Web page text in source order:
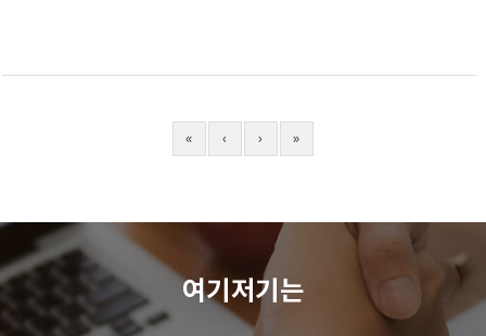
« ‹ › »
여기저기는